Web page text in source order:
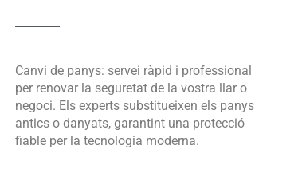
Canvi de panys: servei ràpid i professional
per renovar la seguretat de la vostra llar o
negoci. Els experts substitueixen els panys
antics o danyats, garantint una protecció
fiable per la tecnologia moderna.